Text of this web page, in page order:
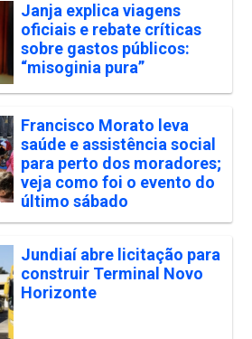
Janja explica viagens
oficiais e rebate críticas
sobre gastos públicos:
“misoginia pura”
Francisco Morato leva
saúde e assistência social
para perto dos moradores;
veja como foi o evento do
último sábado
Jundiaí abre licitação para
construir Terminal Novo
Horizonte